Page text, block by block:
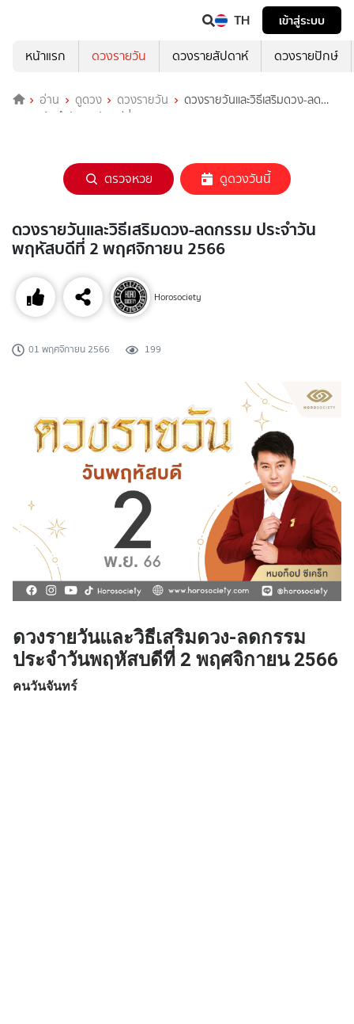
TH
เข้าสู่ระบบ
หน้าแรก
ดวงรายวัน ดวงรายสัปดาห์ ดวงรายปักษ์
อ่าน ดูดวง ดวงรายวัน
ดวงรายวันและวิธีเสริมดวง-ลด
กรรม ประจำวันพฤหัสบดีที่ 2 พฤศจิกายน 2566
ตรวจหวย ดูดวงวันนี้
ดวงรายวันและวิธีเสริมดวง-ลดกรรม ประจำวัน
พฤหัสบดีที่ 2 พฤศจิกายน 2566
Horosociety
01 พฤศจิกายน 2566 199
ดวงรายวันและวิธีเสริมดวง-ลดกรรม
ประจำวันพฤหัสบดีที่ 2 พฤศจิกายน 2566
คนวันจันทร์